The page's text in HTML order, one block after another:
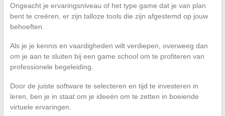
Ongeacht je ervaringsniveau of het type game dat je van plan
bent te creëren, er zijn talloze tools die zijn afgestemd op jouw
behoeften.
Als je je kennis en vaardigheden wilt verdiepen, overweeg dan
om je aan te sluiten bij een game school om te profiteren van
professionele begeleiding.
Door de juiste software te selecteren en tijd te investeren in
leren, ben je in staat om je ideeën om te zetten in boeiende
virtuele ervaringen.